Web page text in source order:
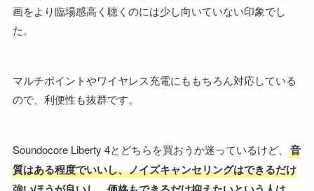
画をより臨場感高く聴くのには少し向いていない印象でし
た。
マルチポイントやワイヤレス充電にももちろん対応している
ので、利便性も抜群です。
Soundocore Liberty 4とどちらを買おうか迷っているけど、 音
質はある程度でいいし、ノイズキャンセリングはできるだけ